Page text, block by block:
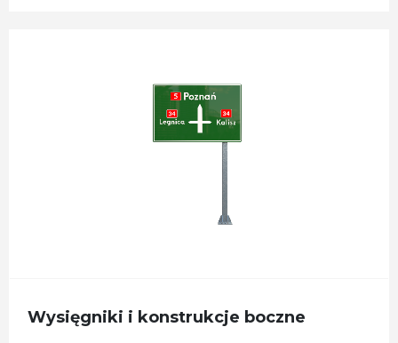
Wysięgniki i konstrukcje boczne